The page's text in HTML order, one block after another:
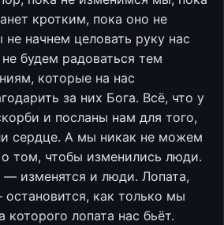
кротким, пока оно не
начнем целовать руку нас
будем радоваться тем
которые на нас
за них Бога. Всё, что у
и посланы нам для того,
сердце. А мы никак не можем
том, чтобы изменились люди.
— изменятся и люди. Лопата,
остановится, как только мы
лопата нас бьёт.